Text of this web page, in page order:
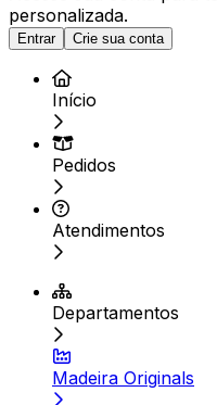
personalizada.
Entrar Crie sua conta
Início
Pedidos
Atendimentos
Departamentos
Madeira Originals